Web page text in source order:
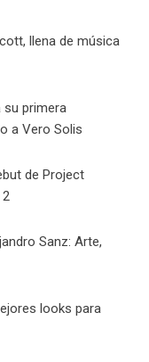
llena de música
su primera
a Vero Solis
de Project
2
Sanz: Arte,
looks para